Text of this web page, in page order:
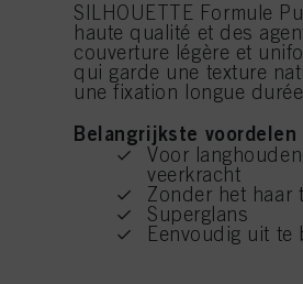
SILHOUETTE Formule
haute qualité et des
couverture légère et
qui garde une texture
une fixation longue
Belangrijkste voordelen
Voor
veerkracht
Zonder het haar
Superglans
Eenvoudig uit te